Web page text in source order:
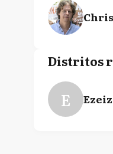
Distritos
E